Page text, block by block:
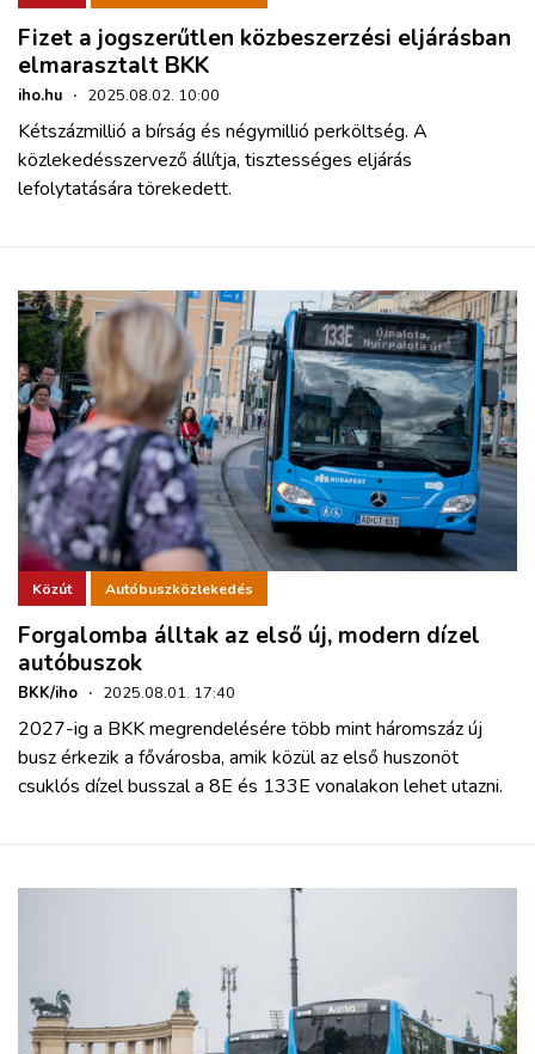
Fizet a jogszerűtlen közbeszerzési eljárásban
elmarasztalt BKK
iho.hu · 2025.08.02. 10:00
Kétszázmillió a bírság és négymillió perköltség. A
közlekedésszervező állítja, tisztességes eljárás
lefolytatására törekedett.
Közút Autóbuszközlekedés
Forgalomba álltak az első új, modern dízel
autóbuszok
BKK/iho · 2025.08.01. 17:40
2027-ig a BKK megrendelésére több mint háromszáz új
busz érkezik a fővárosba, amik közül az első huszonöt
csuklós dízel busszal a 8E és 133E vonalakon lehet utazni.